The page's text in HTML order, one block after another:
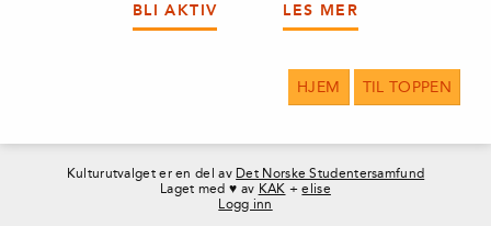
BLI AKTIV LES MER
HJEM TIL TOPPEN
Kulturutvalget er en del av Det Norske Studentersamfund
Laget med ♥ av KAK +elise
Logg inn